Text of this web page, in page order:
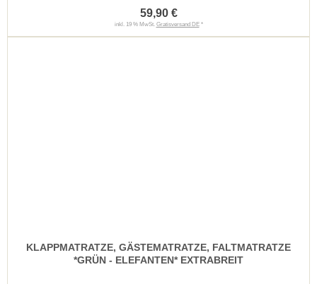
59,90 €
inkl. 19 % MwSt. Gratisversand DE*
KLAPPMATRATZE, GÄSTEMATRATZE, FALTMATRATZE
*GRÜN - ELEFANTEN* EXTRABREIT